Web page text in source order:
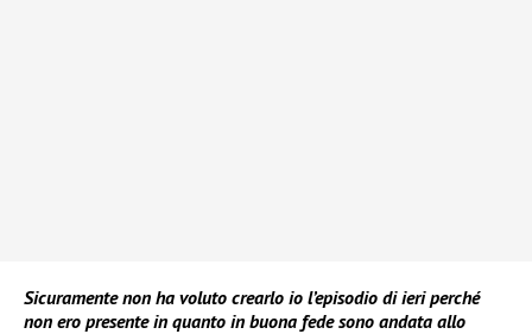
Sicuramente non ha voluto crearlo io l’episodio di ieri perché
non ero presente in quanto in buona fede sono andata allo